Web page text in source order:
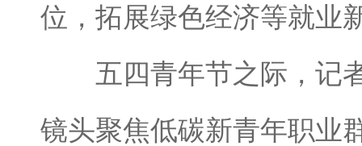
位，拓展绿色经济等就业
五四青年节之际，记
镜头聚焦低碳新青年职业